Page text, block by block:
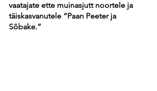
vaatajate ette muinasjutt noortele ja
täiskasvanutele “Paan Peeter ja
Sõbake.”